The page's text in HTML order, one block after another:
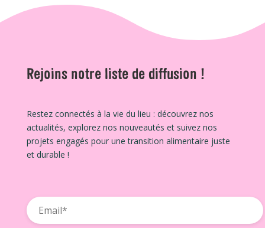
Rejoins notre liste de diffusion !
Restez connectés à la vie du lieu : découvrez nos
actualités, explorez nos nouveautés et suivez nos
projets engagés pour une transition alimentaire juste
et durable !